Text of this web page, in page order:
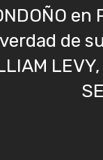
en
de